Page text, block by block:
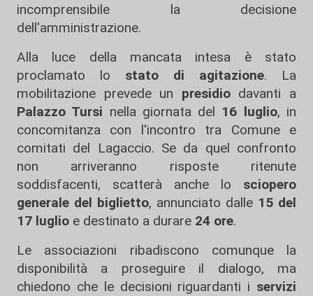
incomprensibile la decisione
dell'amministrazione.
Alla luce della mancata intesa è stato
proclamato lo stato di agitazione. La
mobilitazione prevede un presidiodavanti a
Palazzo Tursi nella giornata del 16 luglio, in
concomitanza con l'incontro tra Comune e
comitati del Lagaccio. Se da quel confronto
non arriveranno risposte ritenute
soddisfacenti, scatterà anche lo sciopero
generale del biglietto, annunciato dalle 15 del
17 luglio e destinato a durare 24 ore.
Le associazioni ribadiscono comunque la
disponibilità a proseguire il dialogo, ma
chiedono che le decisioni riguardanti i servizi